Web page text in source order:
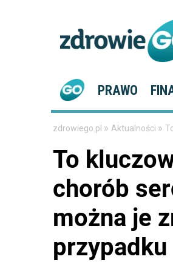
PRAWO
zdrowiego.pl » Aktualności »
To
chorób
można je
przypadku